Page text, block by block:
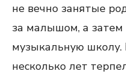
не вечно занятые
за малышом, а затем
музыкальную
несколько лет